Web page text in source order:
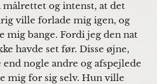
målrettet og intenst, at det
ville forlade mig igen, og
mig bange. Fordi jeg den nat
havde set før. Disse øjne,
nogle andre og afspejlede
mig for sig selv. Hun ville